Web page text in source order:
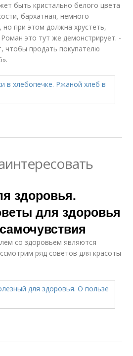
быть кристально белого цвета
бархатная, немного
при этом должна хрустеть,
это тут же демонстрирует. -
чтобы продать покупателю
здоровья.
для здоровья
со здоровьем являются
ряд советов для красоты